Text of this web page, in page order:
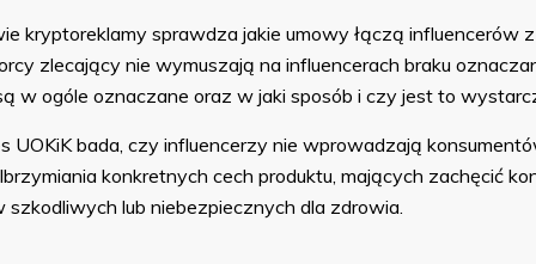
kryptoreklamy sprawdza jakie umowy łączą influencerów
zlecający nie wymuszają na influencerach braku
w ogóle oznaczane oraz w jaki sposób i czy jest to
bada, czy influencerzy nie wprowadzają
konkretnych cech produktu, mających zachęcić
lub niebezpiecznych dla zdrowia.